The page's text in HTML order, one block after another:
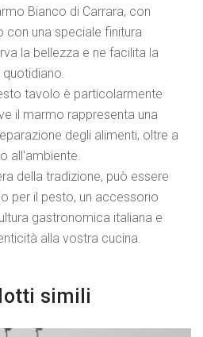
Bianco di Carrara, con
una speciale finitura
la bellezza e ne facilita la
quotidiano.
tavolo è particolarmente
il marmo rappresenta una
degli alimenti, oltre a
all'ambiente.
della tradizione, può essere
per il pesto, un accessorio
gastronomica italiana e
alla vostra cucina.
simili